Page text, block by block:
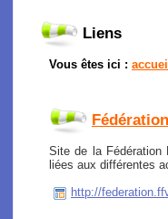
Liens
Vous êtes ici : accueil
Site de la
liées aux différentes
http://